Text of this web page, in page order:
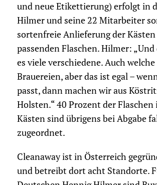
und neue Etikettierung) erfolgt in
Hilmer und seine 22 Mitarbeiter
sortenfreie Anlieferung der
passenden Flaschen. Hilmer:
es viele verschiedene. Auch
Brauereien, aber das ist egal –
passt, dann machen wir aus
Holsten.“ 40 Prozent der Flaschen
Kästen sind übrigens bei Abgabe
zugeordnet.
Cleanaway ist in Österreich
und betreibt dort acht Standorte.